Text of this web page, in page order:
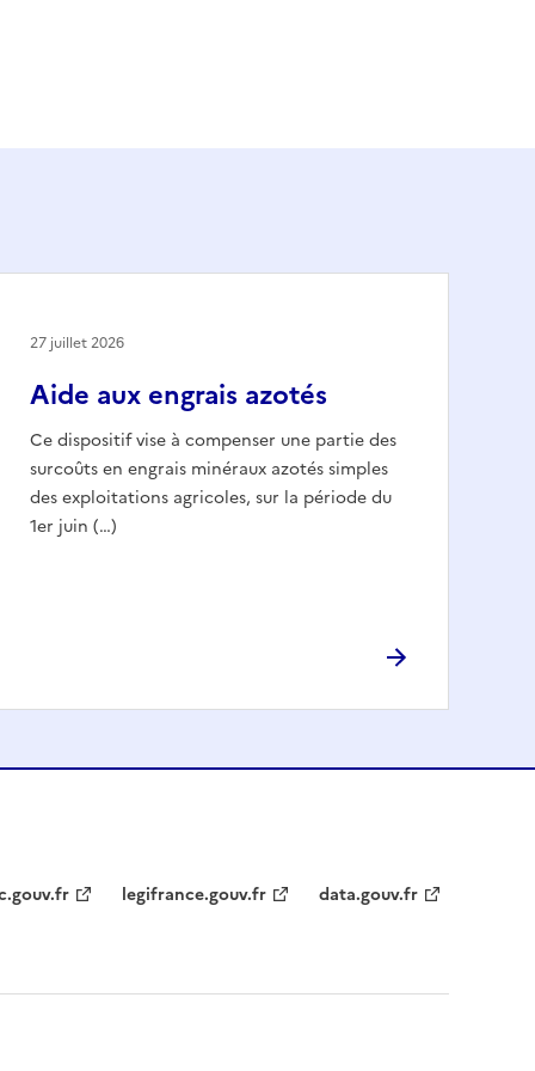
Aide aux engrais azotés
Ce dispositif vise à compenser une partie des
surcoûts en engrais minéraux azotés simples
des exploitations agricoles, sur la période du
1er juin (…)
27 juillet 2026
legifrance.gouv.fr data.gouv.fr